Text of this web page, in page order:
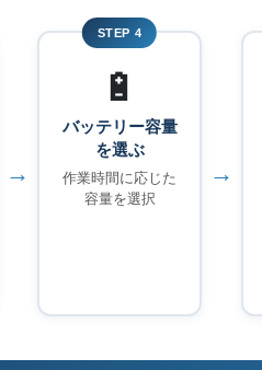
→
STEP 4
🔋
バッテリー容量
を選ぶ
作業時間に応じた
容量を選択
→